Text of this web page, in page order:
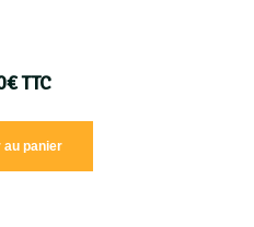
€TTC